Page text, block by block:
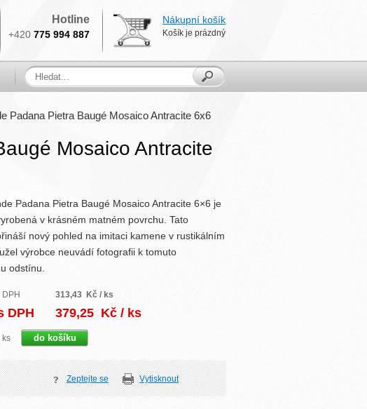
Hotline
+420 775 994 887
Nákupní košík
Košík je prázdný
Padana Pietra Baugé Mosaico Antracite 6x6
Mosaico Antracite
Padana Pietra Baugé Mosaico Antracite 6×6 je
v krásném matném povrchu. Tato
nový pohled na imitaci kamene v rustikálním
výrobce neuvádí fotografii k tomuto
odstínu.
313,43 Kč / ks
DPH 379,25 Kč / ks
ks
Zeptejte se Vytisknout